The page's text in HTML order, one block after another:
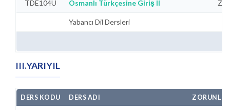
TDE104U Osmanlı Türkçesine Giriş II
Yabancı Dil Dersleri
III.YARIYIL
DERS KODU DERS ADI ZORUNLU